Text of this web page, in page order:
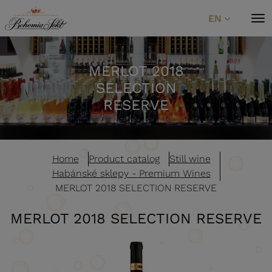
Skip to content
EN
MERLOT 2018
SELECTION
RESERVE
Home Product catalog
Still wine
Habánské sklepy - Premium Wines
MERLOT 2018 SELECTION RESERVE
MERLOT 2018 SELECTION RESERVE